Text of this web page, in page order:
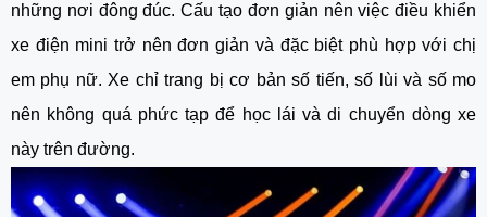
những nơi đông đúc. Cấu tạo đơn giản nên việc điều khiển
xe điện mini trở nên đơn giản và đặc biệt phù hợp với chị
em phụ nữ. Xe chỉ trang bị cơ bản số tiến, số lùi và số mo
nên không quá phức tạp để học lái và di chuyển dòng xe
này trên đường.